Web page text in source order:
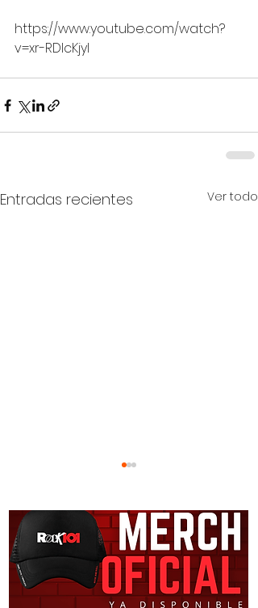
https://www.youtube.com/watch?
v=xr-RDIcKjyI
Entradas recientes Ver todo
Capturan a presuntos